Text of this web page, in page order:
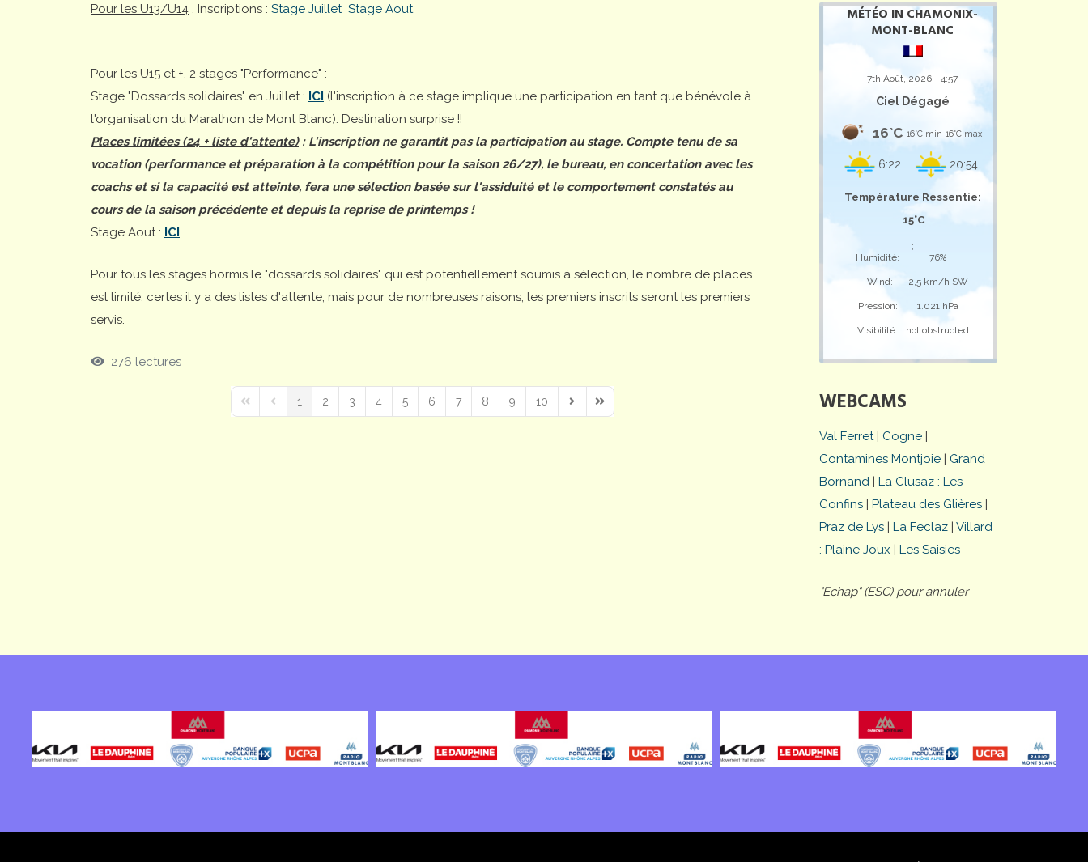
MÉTÉO IN CHAMONIX-
MONT-BLANC
7th Août, 2026 - 4:57
Ciel Dégagé
16°C 16°C min 16°C max
6:22 20:54
Température Ressentie:
15°C
;
Humidité:
76%
Wind: 2,5 km/h SW
Pression: 1.021 hPa
Visibilité: not obstructed
WEBCAMS
Val Ferret| Cogne |
Contamines Montjoie | Grand
Bornand | La Clusaz : Les
Confins | Plateau des Glières |
Praz de Lys | La Feclaz | Villard
: Plaine Joux | Les Saisies
"Echap" (ESC) pour annuler
Pour les U13/U14 , Inscriptions : Stage Juillet Stage Aout
Pour les U15 et +, 2 stages "Performance" :
Stage "Dossards solidaires" en Juillet : ICI (l'inscription à ce stage implique une participation en tant que bénévole à
l'organisation du Marathon de Mont Blanc). Destination surprise !!
Places limitées (24 + liste d'attente): L'inscription ne garantit pas la participation au stage. Compte tenu de sa
vocation (performance et préparation à la compétition pour la saison 26/27), le bureau, en concertation avec les
coachs et si la capacité est atteinte, fera une sélection basée sur l'assiduité et le comportement constatés au
cours de la saison précédente et depuis la reprise de printemps !
Stage Aout : ICI
Pour tous les stages hormis le "dossards solidaires" qui est potentiellement soumis à sélection, le nombre de places
est limité; certes il y a des listes d'attente, mais pour de nombreuses raisons, les premiers inscrits seront les premiers
servis.
276 lectures
First PagePrevious Page
1 2 3 4 5 6 7 8 9 10
Next PageLast Page